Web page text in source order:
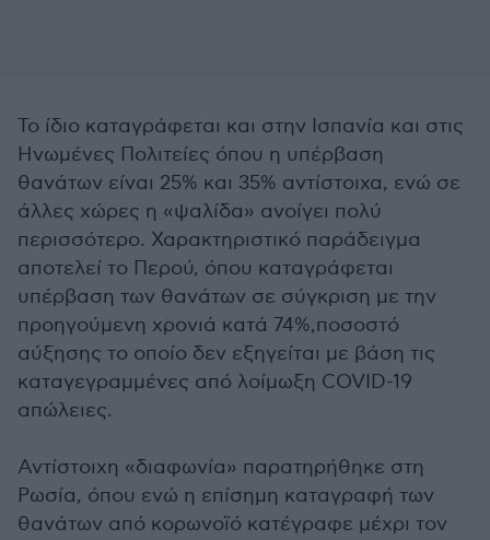
Το ίδιο καταγράφεται και στην Ισπανία και στις
Ηνωμένες Πολιτείες όπου η υπέρβαση
θανάτων είναι 25% και 35% αντίστοιχα, ενώ σε
άλλες χώρες η «ψαλίδα» ανοίγει πολύ
περισσότερο. Χαρακτηριστικό παράδειγμα
αποτελεί το Περού, όπου καταγράφεται
υπέρβαση των θανάτων σε σύγκριση με την
προηγούμενη χρονιά κατά 74%,ποσοστό
αύξησης το οποίο δεν εξηγείται με βάση τις
καταγεγραμμένες από λοίμωξη COVID-19
απώλειες.
Αντίστοιχη «διαφωνία» παρατηρήθηκε στη
Ρωσία, όπου ενώ η επίσημη καταγραφή των
θανάτων από κορωνοϊό κατέγραφε μέχρι τον